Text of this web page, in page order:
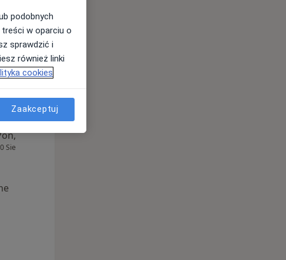
Sie
Wt,
podobnych
w oparciu o
sprawdzić i
również linki
cookies
Zaakceptuj